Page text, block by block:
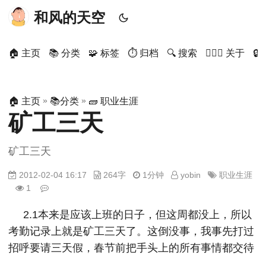
和风的天空
🏠 主页 📚 分类 🧩 标签 ⏱ 归档 🔍 搜索 🙋🏻‍♂️ 关于 🔒
🏠 主页 » 📚分类 » 🧱 职业生涯
矿工三天
矿工三天
2012-02-04 16:17 264字 1分钟 yobin
职业生涯
1
2.1本来是应该上班的日子，但这周都没上，所以
考勤记录上就是矿工三天了。这倒没事，我事先打过
招呼要请三天假，春节前把手头上的所有事情都交待